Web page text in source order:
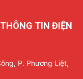
TIN ĐIỆN
P. Phương Liệt,